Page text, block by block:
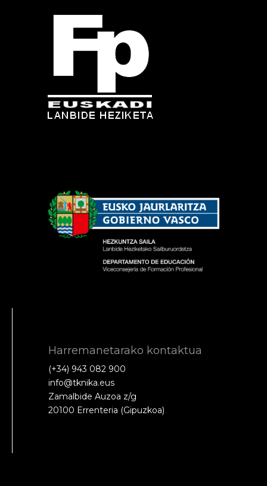
Harremanetarako kontaktua
(+34) 943 082 900
info@tknika.eus
Zamalbide Auzoa z/g
20100 Errenteria (Gipuzkoa)